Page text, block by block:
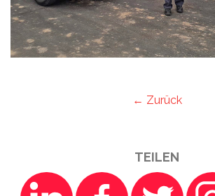
← Zurück
TEILEN